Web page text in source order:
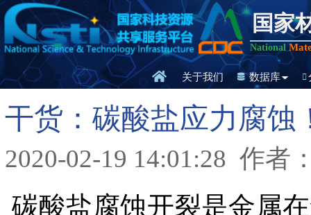
国家
National
关于我们 数据库
干货：碳酸盐应力腐蚀
2020-02-19 14:01:28 作者
碳酸盐腐蚀开裂是金属